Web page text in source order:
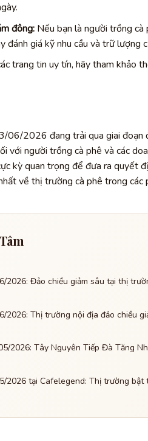
đông:Nếu bạn là người trồng cà
đánh giá kỹ nhu cầu và trữ lượng
trang tin uy tín, hãy tham khảo
06/2026 đang trải qua giai
với người trồng cà phê và các
kỳ quan trọng để đưa ra quyết
về thị trường cà phê trong các
2026: Đảo chiều giảm sâu tại thị
2026: Thị trường nội địa đảo chiều
2026: Tây Nguyên Tiếp Đà Tăng
2026 tại Cafelegend: Thị trường bật